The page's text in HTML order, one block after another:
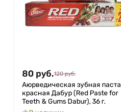
80 руб.120 руб.
Аюрведическая зубная паста
красная Дабур (Red Paste for
Teeth & Gums Dabur), 36 г.